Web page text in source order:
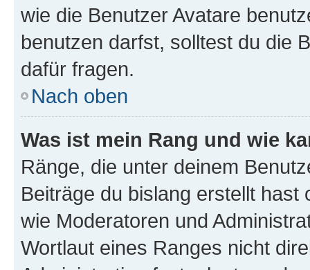
wie die Benutzer Avatare
benutzen darfst, solltest du die
dafür fragen.
Nach oben
Was ist mein Rang und wie
Ränge, die unter deinem
Beiträge du bislang erstellt
wie Moderatoren und
Wortlaut eines Ranges nicht